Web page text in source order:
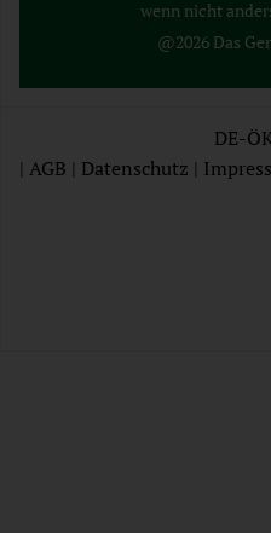
wenn nicht
@2026 Das
DE-
| AGB | Datenschutz |